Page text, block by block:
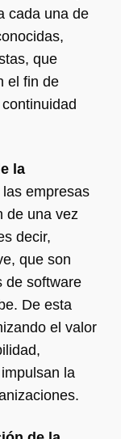
cada una de
que
el fin de
la
empresas
de una vez
decir,
que son
de software
De esta
el valor
la